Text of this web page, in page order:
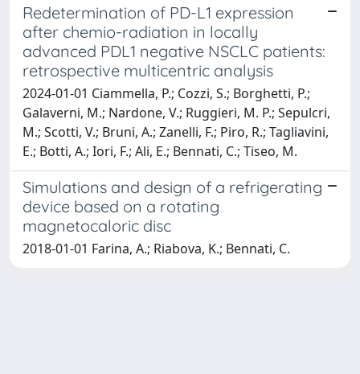
Redetermination of PD-L1 expression
after chemio-radiation in locally
advanced PDL1 negative NSCLC patients:
retrospective multicentric analysis
2024-01-01 Ciammella, P.; Cozzi, S.; Borghetti, P.;
Galaverni, M.; Nardone, V.; Ruggieri, M. P.; Sepulcri,
M.; Scotti, V.; Bruni, A.; Zanelli, F.; Piro, R.; Tagliavini,
E.; Botti, A.; Iori, F.; Ali, E.; Bennati, C.; Tiseo, M.
Simulations and design of a refrigerating
device based on a rotating
magnetocaloric disc
2018-01-01 Farina, A.; Riabova, K.; Bennati, C.